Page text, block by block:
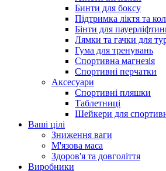
Бинти для боксу
Підтримка ліктя та
Бінти для
Лямки та гачки для
Гума для тренувань
Спортивна магнезія
Спортивні перчатки
Аксесуари
Спортивні пляшки
Таблетниці
Шейкери для
Ваші цілі
Зниження ваги
М'язова маса
Здоров'я та довголіття
Виробники